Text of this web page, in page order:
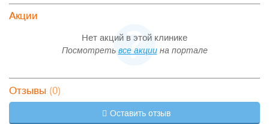
Акции
Нет акций в этой клинике
Посмотреть все акциина портале
Отзывы (0)
Оставить отзыв